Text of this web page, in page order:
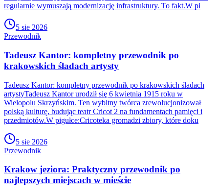
regularnie wymuszają modernizację infrastruktury. To fakt.W pi
5 sie 2026
Przewodnik
Tadeusz Kantor: kompletny przewodnik po
krakowskich śladach artysty
Tadeusz Kantor: kompletny przewodnik po krakowskich śladach
artystyTadeusz Kantor urodził się 6 kwietnia 1915 roku w
Wielopolu Skrzyńskim. Ten wybitny twórca zrewolucjonizował
polską kulturę, budując teatr Cricot 2 na fundamentach pamięci i
przedmiotów.W pigułce:Cricoteka gromadzi zbiory, które doku
5 sie 2026
Przewodnik
Krakow jeziora: Praktyczny przewodnik po
najlepszych miejscach w mieście